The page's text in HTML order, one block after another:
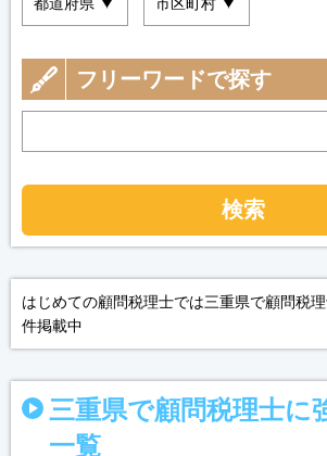
フリーワードで探す
検索
はじめての顧問税理士では三重県で顧問税
件掲載中
三重県で顧問税理士に
一覧